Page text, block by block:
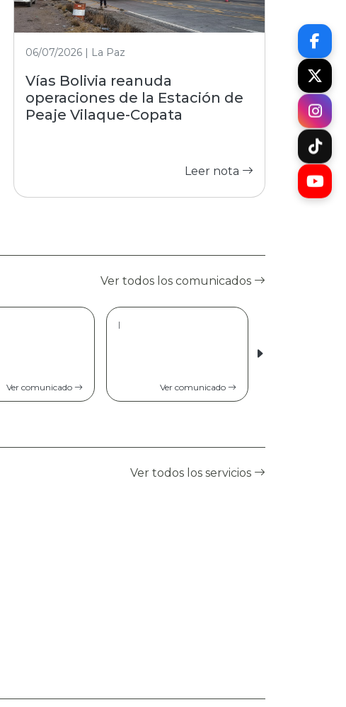
06/07/2026 | La Paz
Vías Bolivia reanuda
operaciones de la Estación de
Peaje Vilaque-Copata
Leer nota
Ver todos los comunicados
Ver comunicado
|
Ver comunicado
Ver todos los servicios